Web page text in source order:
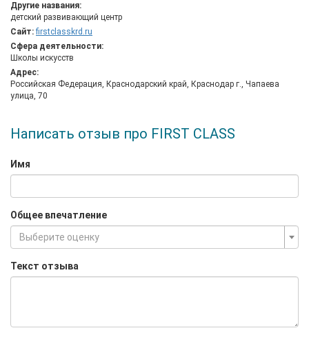
Другие названия:
детский развивающий центр
Сайт: firstclasskrd.ru
Сфера деятельности:
Школы искусств
Адрес:
Российская Федерация, Краснодарский край, Краснодар г., Чапаева
улица, 70
Написать отзыв про FIRST CLASS
Имя
Общее впечатление
Выберите оценку
Текст отзыва